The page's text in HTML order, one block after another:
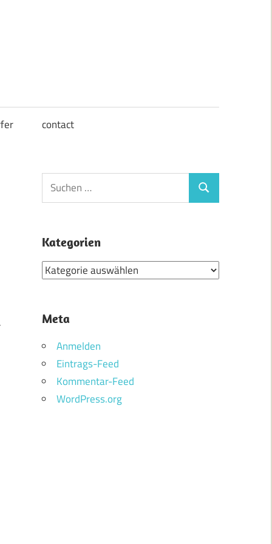
contact
Suchen
nach:
Suchen
Kategorien
Kategorien
Meta
Anmelden
Eintrags-Feed
Kommentar-Feed
WordPress.org